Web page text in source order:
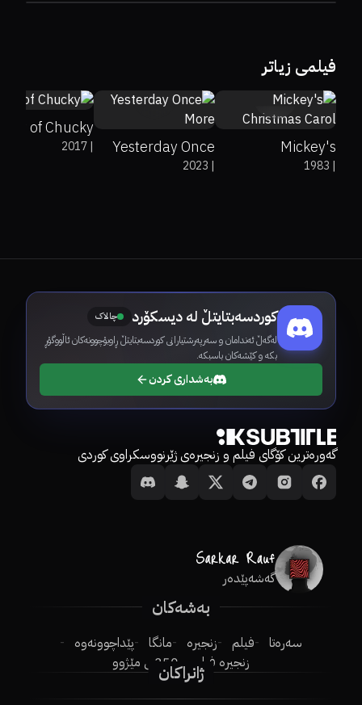
فیلمی زیاتر
8
100%
Mickey's
Christmas Carol|
1983
Yesterday Once
More|
2023
Cult of Chucky
|
2017
کوردسەبتایتڵ لە دیسکۆرد چالاک
لەگەڵ ئەندامان و سەرپەرشتیارانی کوردسەبتایتڵ ڕاوبۆچوونەکان ئاڵووگۆڕ
بکە و کێشەکان باسبکە.
بەشداری کردن
گەورەترین کۆگای فیلم و زنجیرەی ژێرنووسکراوی کوردی
گەشەپێدەر
بەشەکان
سەرەتا فیلم زنجیرە مانگا
پێداچوونەوە
زنجیرە فیلم
250ـی مێژوو
ژانراکان